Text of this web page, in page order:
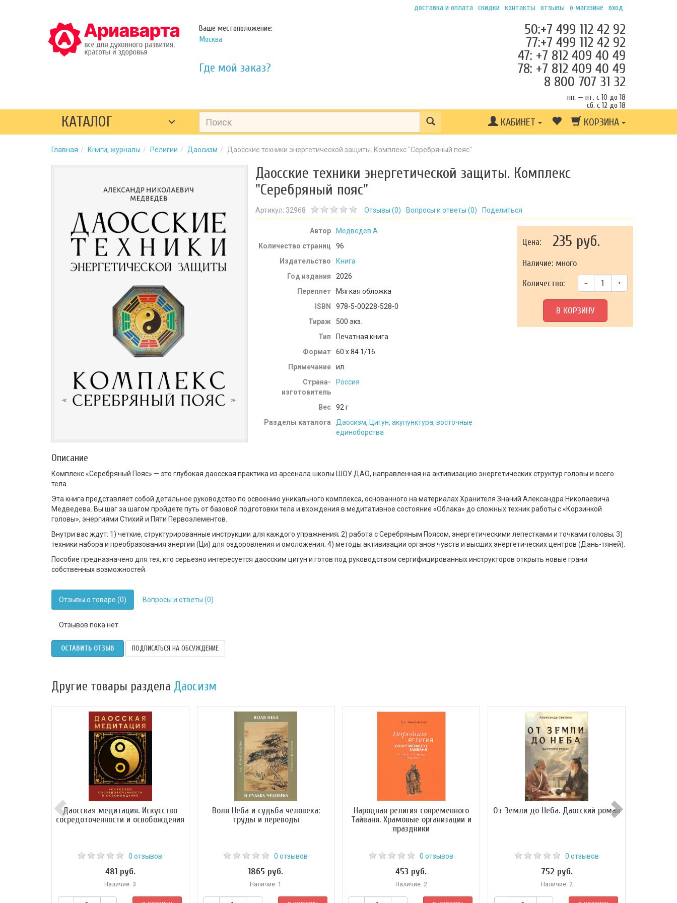
доставка и оплата скидки контакты отзывы о магазине вход
Ваше местоположение:
Москва
Где мой заказ?
50:+7 499 112 42 92
77:+7 499 112 42 92
47: +7 812 409 40 49
78: +7 812 409 40 49
8 800 707 31 32
пн. — пт. с 10 до 18
сб. с 12 до 18
КАТАЛОГ КАБИНЕТ КОРЗИНА
Главная Книги, журналы Религии Даосизм Даосские техники энергетической защиты. Комплекс "Серебряный пояс"
Даосские техники энергетической защиты. Комплекс
"Серебряный пояс"
Артикул: 32968 Отзывы (0) Вопросы и ответы (0) Поделиться
Автор
Медведев А.
Количество страниц
96
Издательство
Книга
Год издания
2026
Переплет
Мягкая обложка
ISBN
978-5-00228-528-0
Тираж
500 экз.
Тип
Печатная книга
Формат
60 x 84 1/16
Примечание
ил.
Страна-
изготовитель
Россия
Вес 92 г
Разделы каталога
Даосизм, Цигун, акупунктура, восточные
единоборства
Цена: 235 руб.
Наличие: много
Количество:
– +
В КОРЗИНУ
Описание
Комплекс «Серебряный Пояс» — это глубокая даосская практика из арсенала школы ШОУ ДАО, направленная на активизацию энергетических структур головы и всего
тела.
Эта книга представляет собой детальное руководство по освоению уникального комплекса, основанного на материалах Хранителя Знаний Александра Николаевича
Медведева. Вы шаг за шагом пройдете путь от базовой подготовки тела и вхождения в медитативное состояние «Облака» до сложных техник работы с «Корзинкой
головы», энергиями Стихий и Пяти Первоэлементов.
Внутри вас ждут: 1) четкие, структурированные инструкции для каждого упражнения; 2) работа с Серебряным Поясом, энергетическими лепестками и точками головы; 3)
техники набора и преобразования энергии (Ци) для оздоровления и омоложения; 4) методы активизации органов чувств и высших энергетических центров (Дань-тяней).
Пособие предназначено для тех, кто серьезно интересуется даосским цигун и готов под руководством сертифицированных инструкторов открыть новые грани
собственных возможностей.
Отзывы о товаре (0) Вопросы и ответы (0)
Отзывов пока нет.
ОСТАВИТЬ ОТЗЫВ ПОДПИСАТЬСЯ НА ОБСУЖДЕНИЕ
Другие товары раздела Даосизм
Даосская медитация. Искусство
сосредоточенности и освобождения
0 отзывов
481 руб.
Наличие: 3
Воля Неба и судьба человека:
труды и переводы
0 отзывов
1865 руб.
Наличие: 1
Народная религия современного
Тайваня. Храмовые организации и
праздники
0 отзывов
453 руб.
Наличие: 2
От Земли до Неба. Даосский роман
0 отзывов
752 руб.
Наличие: 2